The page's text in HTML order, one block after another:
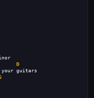
D
your guitars